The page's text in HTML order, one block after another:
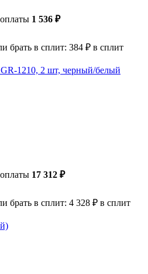
1 536 ₽
брать в сплит: 384 ₽ в сплит
1210, 2 шт, черный/белый
17 312 ₽
брать в сплит: 4 328 ₽ в сплит